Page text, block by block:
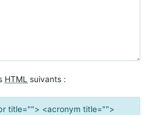
HTML suivants :
title=""> <acronym title="">